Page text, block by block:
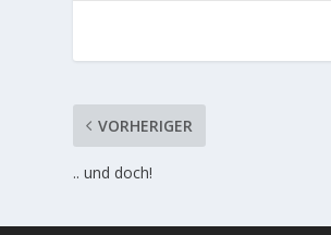
VORHERIGER
.. und doch!